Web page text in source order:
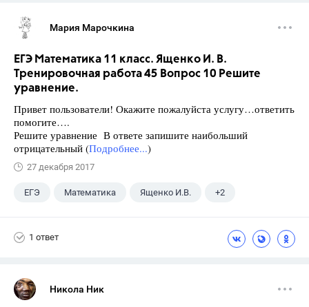
Мария Марочкина
ЕГЭ Математика 11 класс. Ященко И. В.
Тренировочная работа 45 Вопрос 10 Решите
уравнение.
Привет пользователи! Окажите пожалуйста услугу…ответить
помогите….
Решите уравнение В ответе запишите наибольший
отрицательный (Подробнее...)
27 декабря 2017
ЕГЭ Математика Ященко И.В. +2
1 ответ
Никола Ник